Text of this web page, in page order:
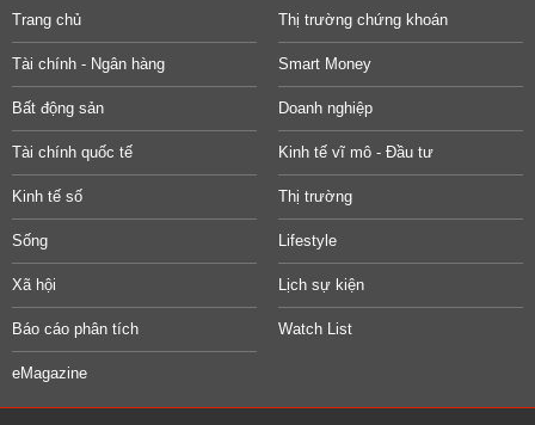
Trang chủ Thị trường chứng khoán
Tài chính - Ngân hàng Smart Money
Bất động sản Doanh nghiệp
Tài chính quốc tế Kinh tế vĩ mô - Đầu tư
Kinh tế số Thị trường
Sống Lifestyle
Xã hội Lịch sự kiện
Báo cáo phân tích Watch List
eMagazine